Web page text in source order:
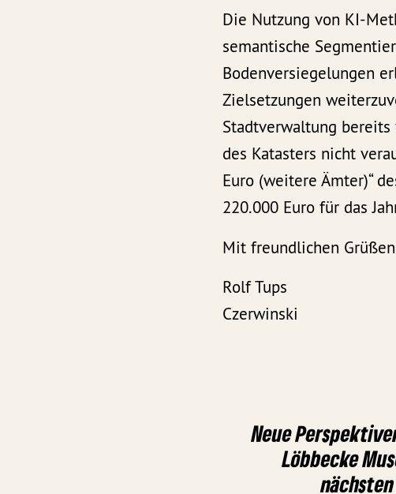
Die Nutzung von KI-
semantische
Bodenversiegelungen
Zielsetzungen
Stadtverwaltung
des Katasters nicht
Euro (weitere Ämter)“
220.000 Euro für das
Mit freundlichen Grüßen
Rolf Tups
Czerwinski
Neue
Löbbecke